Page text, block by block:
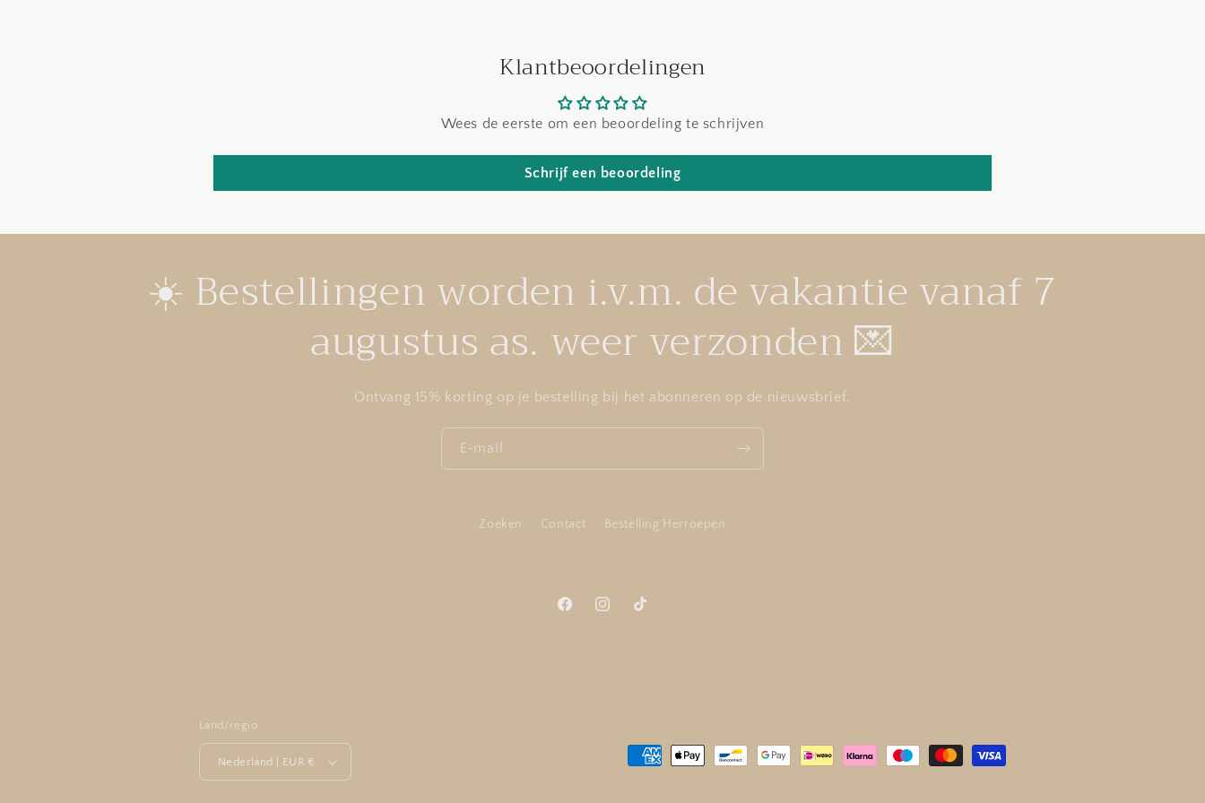
Klantbeoordelingen
Wees de eerste om een beoordeling te schrijven
Schrijf een beoordeling
☀️ Bestellingen worden i.v.m. de vakantie vanaf 7
augustus as. weer verzonden 💌
Ontvang 15% korting op je bestelling bij het abonneren op de nieuwsbrief.
E‑mail
Zoeken Contact Bestelling Herroepen
FacebookInstagramTikTok
Land/regio
Nederland | EUR € Betaalmethoden